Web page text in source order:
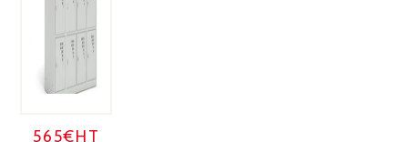
565€HT